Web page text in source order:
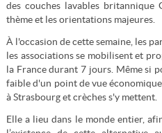
des couches lavables britannique
thème et les orientations majeures.
À l'occasion de cette semaine, les
les associations se mobilisent et
la France durant 7 jours. Même si
faible d'un point de vue
à Strasbourg et crèches s'y mettent.
Elle a lieu dans le monde entier,